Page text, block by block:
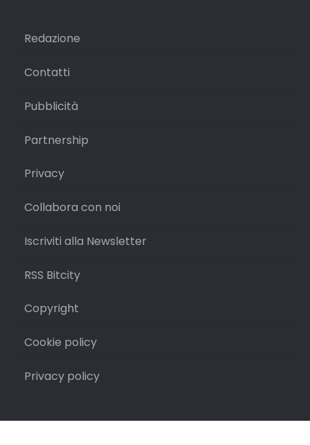
Redazione
Contatti
Pubblicità
Partnership
Privacy
Collabora con noi
Iscriviti alla Newsletter
RSS Bitcity
Copyright
Cookie policy
Privacy policy